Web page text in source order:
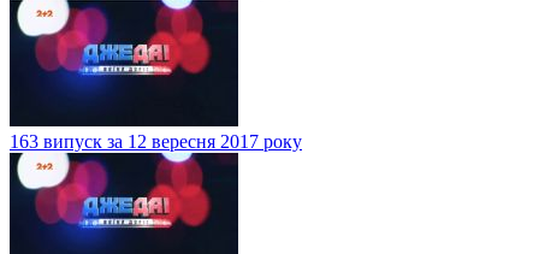
163 випуск за 12 вересня 2017 року